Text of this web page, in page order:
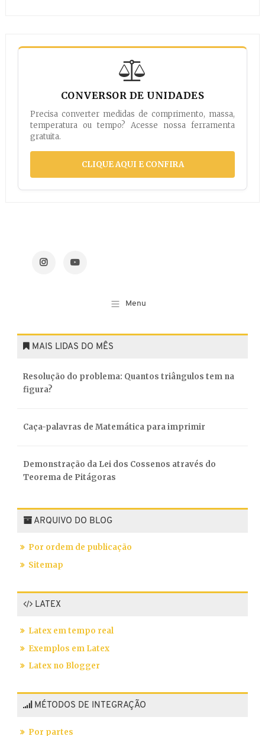
CONVERSOR DE UNIDADES
Precisa converter medidas de comprimento, massa,
temperatura ou tempo? Acesse nossa ferramenta
gratuita.
CLIQUE AQUI E CONFIRA
MAIS LIDAS DO MÊS
Resolução do problema: Quantos triângulos tem na
figura?
Caça-palavras de Matemática para imprimir
Demonstração da Lei dos Cossenos através do
Teorema de Pitágoras
ARQUIVO DO BLOG
Por ordem de publicação
Sitemap
LATEX
Latex em tempo real
Exemplos em Latex
Latex no Blogger
MÉTODOS DE INTEGRAÇÃO
Por partes